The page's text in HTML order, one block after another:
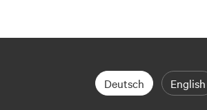
Deutsch English